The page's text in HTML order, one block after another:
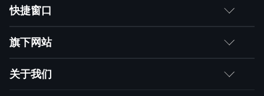
客户
合作伙伴
求职者
快捷窗口
如何购买
产品注册与激活
旗下网站
网神
关于我们